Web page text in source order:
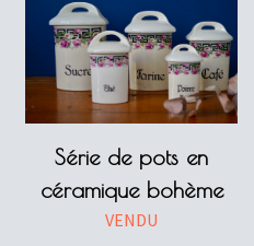
Série de pots en
céramique bohème
VENDU